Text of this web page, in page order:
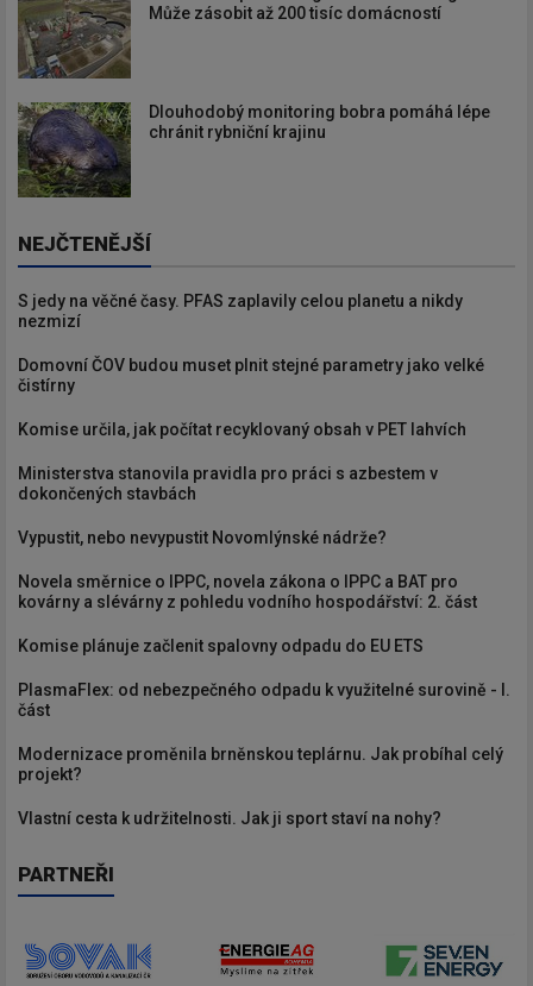
Může zásobit až 200 tisíc domácností
Dlouhodobý monitoring bobra pomáhá lépe
chránit rybniční krajinu
NEJČTENĚJŠÍ
S jedy na věčné časy. PFAS zaplavily celou planetu a nikdy
nezmizí
Domovní ČOV budou muset plnit stejné parametry jako velké
čistírny
Komise určila, jak počítat recyklovaný obsah v PET lahvích
Ministerstva stanovila pravidla pro práci s azbestem v
dokončených stavbách
Vypustit, nebo nevypustit Novomlýnské nádrže?
Novela směrnice o IPPC, novela zákona o IPPC a BAT pro
kovárny a slévárny z pohledu vodního hospodářství: 2. část
Komise plánuje začlenit spalovny odpadu do EU ETS
PlasmaFlex: od nebezpečného odpadu k využitelné surovině - I.
část
Modernizace proměnila brněnskou teplárnu. Jak probíhal celý
projekt?
Vlastní cesta k udržitelnosti. Jak ji sport staví na nohy?
PARTNEŘI